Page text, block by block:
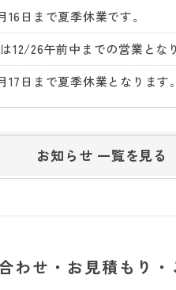
日まで夏季休業です。
17日まで夏季休業となります
お知らせ 一覧を見る
わせ・お見積もり